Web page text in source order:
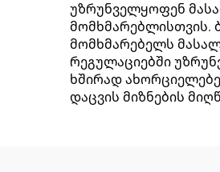
უზრუნველყოფენ
მომხმარებლისთვის.
მომხმარებელს
რეგულაციებში
ხშირად
დაცვის მიზნების